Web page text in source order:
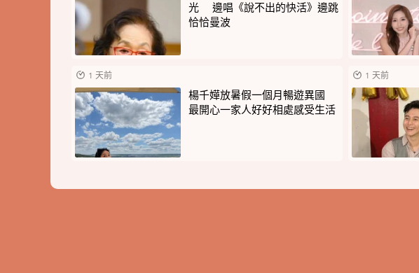
光 邊唱《說不出的快活》邊跳
恰恰曼波
1 天前
楊千嬅放暑假一個月暢遊異國
最開心一家人好好相處感受生活
1 天前